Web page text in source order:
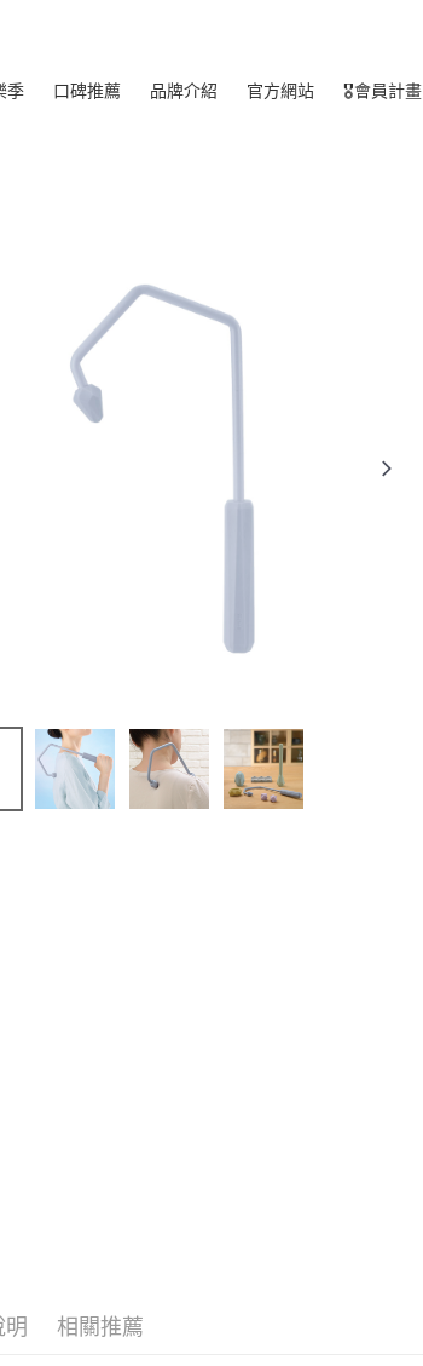
季 口碑推薦 品牌介紹 官方網站 🎖️會員計畫
明 相關推薦